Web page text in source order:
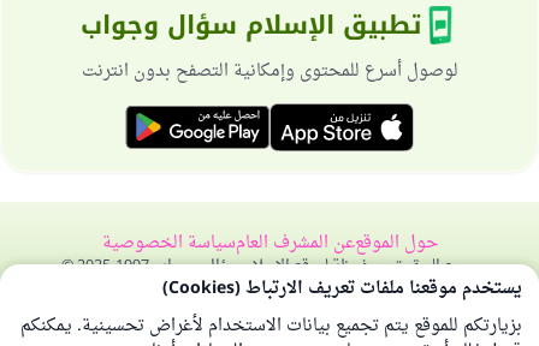
تطبيق الإسلام سؤال وجواب
لوصول أسرع للمحتوى وإمكانية التصفح بدون انترنت
حول الموقععن المشرف العامسياسة الخصوصية
جميع الحقوق محفوظة لموقع الإسلام سؤال وجواب 1997-2025 ©
يستخدم موقعنا ملفات تعريف الارتباط (Cookies)
بزيارتكم للموقع يتم تجميع بيانات الاستخدام لأغراض تحسينية. يمكنكم